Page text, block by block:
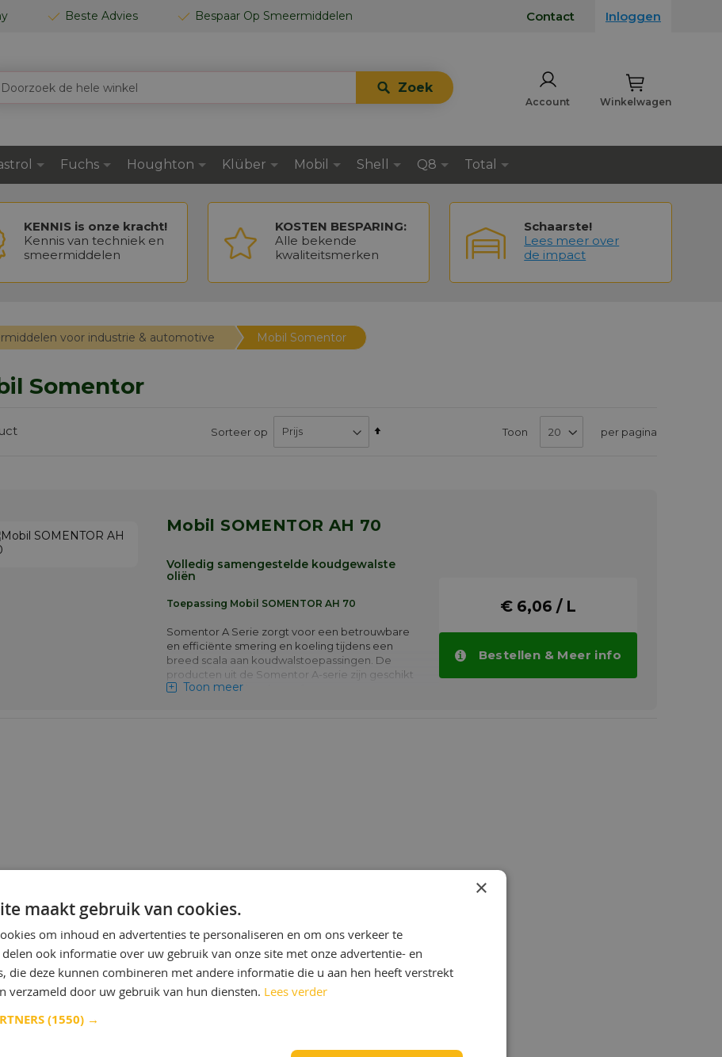
Beste Advies Bespaar Op Smeermiddelen Contact Inloggen
Winkelwagen
Zoek
Account
Fuchs Houghton Klüber Mobil Shell Q8 Total
KENNIS is onze kracht!
Kennis van techniek en
smeermiddelen
KOSTEN BESPARING:
Alle bekende
kwaliteitsmerken
Schaarste!
Lees meer over
de impact
voor industrie & automotive Mobil Somentor
Somentor
Sorteer op
Van
Toon per pagina
Mobil SOMENTOR AH 70
Volledig samengestelde koudgewalste
oliën
Toepassing Mobil SOMENTOR AH 70
Somentor A Serie zorgt voor een betrouwbare
en efficiënte smering en koeling tijdens een
breed scala aan koudwalstoepassingen. De
producten uit de Somentor A-serie zijn geschikt
voor een breed scala aan ferro- en non-
walserijsystemen om vervuilingseffecten te
de pomp voor oliën met een lage viscositeit.
Toon meer
€ 6,06 / L
Bestellen & Meer info
×
maakt gebruik van cookies.
om inhoud en advertenties te personaliseren en om ons verkeer te
delen ook informatie over uw gebruik van onze site met onze advertentie- en
die deze kunnen combineren met andere informatie die u aan hen heeft verstrekt
verzameld door uw gebruik van hun diensten. Lees verder
(1550) →